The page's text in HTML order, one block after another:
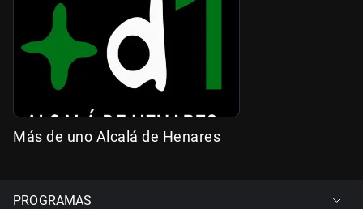
Más de uno Alcalá de Henares
PROGRAMAS